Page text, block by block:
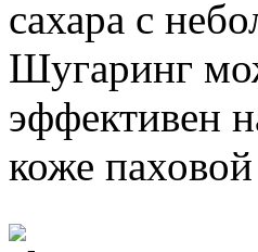
сахара с
Шугаринг
эффективен
коже